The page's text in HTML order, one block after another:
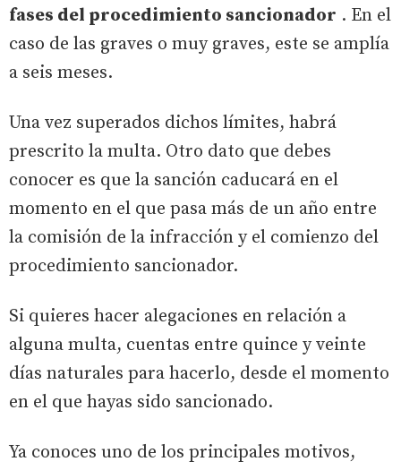
fases del procedimiento sancionador . En el
caso de las graves o muy graves, este se amplía
a seis meses.
Una vez superados dichos límites, habrá
prescrito la multa. Otro dato que debes
conocer es que la sanción caducará en el
momento en el que pasa más de un año entre
la comisión de la infracción y el comienzo del
procedimiento sancionador.
Si quieres hacer alegaciones en relación a
alguna multa, cuentas entre quince y veinte
días naturales para hacerlo, desde el momento
en el que hayas sido sancionado.
Ya conoces uno de los principales motivos,